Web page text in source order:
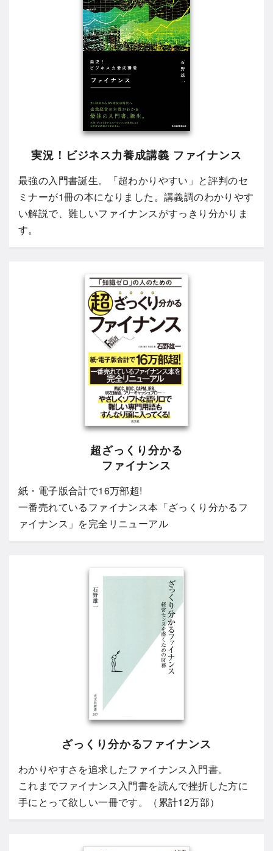
実況！ビジネス力養成講義 ファイナンス
最強の入門書誕生。「超わかりやすい」と評判のセ
ミナーが1冊の本になりました。講義調のわかりやす
い解説で、難しいファイナンスがすっきり分かりま
す。
超ざっくり分かる
ファイナンス
紙・電子版合計で16万部超!
一番売れているファイナンス本「ざっくり分かるフ
ァイナンス」を完全リニューアル
ざっくり分かるファイナンス
わかりやすさを追求したファイナンス入門書。
これまでファイナンス入門書を読んで挫折した方に
手にとって欲しい一冊です。（累計12万部）